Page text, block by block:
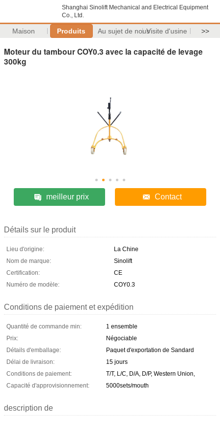
Shanghai Sinolift Mechanical and Electrical Equipment
Co., Ltd.
Maison Produits Au sujet de nousVisite d'usine >>
Moteur du tambour COY0.3 avec la capacité de levage
300kg
meilleur prix Contact
Détails sur le produit
Lieu d'origine:
La Chine
Nom de marque:
Sinolift
Certification:
CE
Numéro de modèle:
COY0.3
Conditions de paiement et expédition
Quantité de commande min:
1 ensemble
Prix:
Négociable
Détails d'emballage:
Paquet d'exportation de Sandard
Délai de livraison:
15 jours
Conditions de paiement:
T/T, L/C, D/A, D/P, Western Union,
Capacité d'approvisionnement:
5000sets/mouth
description de